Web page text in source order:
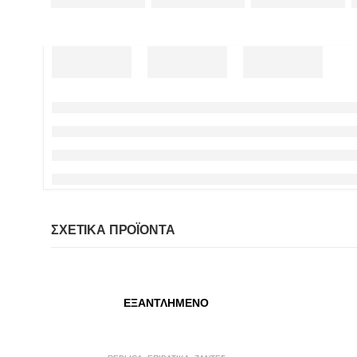
ΣΧΕΤΙΚΆ ΠΡΟΪΌΝΤΑ
ΕΞΑΝΤΛΗΜΈΝΟ